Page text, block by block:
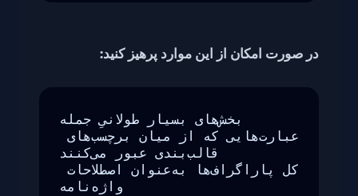
در صورت امکان از این موارد پرهیز کنید:
بخش‌های بسیار طولانیِ جمله
قالب‌بندی عبور می‌کنند
واژه‌نامه